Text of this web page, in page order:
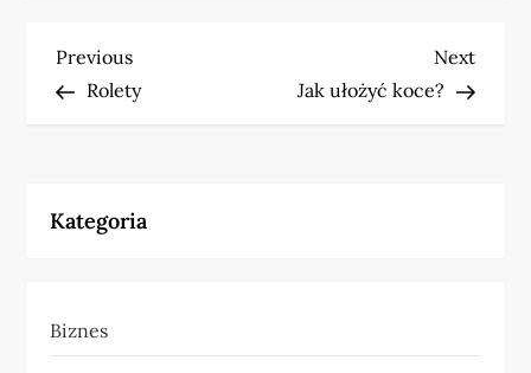
N
a
i
a
Previous
Post
Previous
Rolety
Next
Post
Next
Jak ułożyć koce?
Kategoria
Biznes